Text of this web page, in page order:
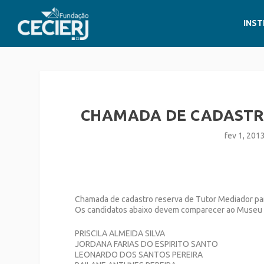
CHAMADA DE
fev 1,
Chamada de cadastro reserva de Tutor Mediador
Os candidatos abaixo devem comparecer ao
PRISCILA ALMEIDA SILVA
JORDANA FARIAS DO ESPIRITO SANTO
LEONARDO DOS SANTOS PEREIRA